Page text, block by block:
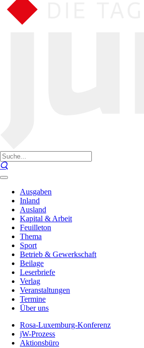
Ausgaben
Inland
Ausland
Kapital & Arbeit
Feuilleton
Thema
Sport
Betrieb & Gewerkschaft
Beilage
Leserbriefe
Verlag
Veranstaltungen
Termine
Über uns
Rosa-Luxemburg-Konferenz
jW-Prozess
Aktionsbüro